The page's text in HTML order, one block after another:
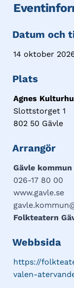
Datum och
14 oktober
Plats
Agnes
Slottstorget 1
802 50 Gävle
Arrangör
Gävle kommun
026-17 80 00
www.gavle.se
Folkteatern
Webbsida
https://
valen-